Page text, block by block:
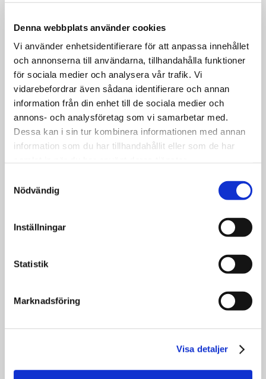
Denna webbplats använder cookies
Vi använder enhetsidentifierare för att anpassa innehållet
och annonserna till användarna, tillhandahålla funktioner
för sociala medier och analysera vår trafik. Vi
vidarebefordrar även sådana identifierare och annan
information från din enhet till de sociala medier och
annons- och analysföretag som vi samarbetar med.
Dessa kan i sin tur kombinera informationen med annan
information som du har tillhandahållit eller som de har
Nödvändig
Inställningar
Statistik
Marknadsföring
Visa detaljer
28
augusti
08:30
Handledarutbildning